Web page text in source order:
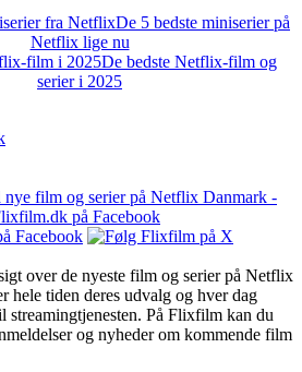
De 5 bedste miniserier på
Netflix lige nu
De bedste Netflix-film og
serier i 2025
nye film og serier på Netflix Danmark -
på Facebook
over de nyeste film og serier på Netflix
tiden deres udvalg og hver dag
streamingtjenesten. På Flixfilm kan du
og nyheder om kommende film